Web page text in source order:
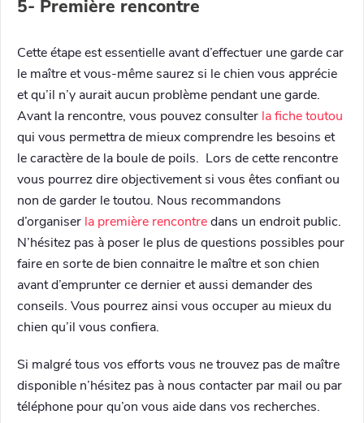
5- Première rencontre
Cette étape est essentielle avant d’effectuer une garde car
le maître et vous-même saurez si le chien vous apprécie
et qu’il n’y aurait aucun problème pendant une garde.
Avant la rencontre, vous pouvez consulter la fiche toutou
qui vous permettra de mieux comprendre les besoins et
le caractère de la boule de poils. Lors de cette rencontre
vous pourrez dire objectivement si vous êtes confiant ou
non de garder le toutou. Nous recommandons
d’organiser la première rencontredans un endroit public.
N’hésitez pas à poser le plus de questions possibles pour
faire en sorte de bien connaitre le maître et son chien
avant d’emprunter ce dernier et aussi demander des
conseils. Vous pourrez ainsi vous occuper au mieux du
chien qu’il vous confiera.
Si malgré tous vos efforts vous ne trouvez pas de maître
disponible n’hésitez pas à nous contacter par mail ou par
téléphone pour qu’on vous aide dans vos recherches.